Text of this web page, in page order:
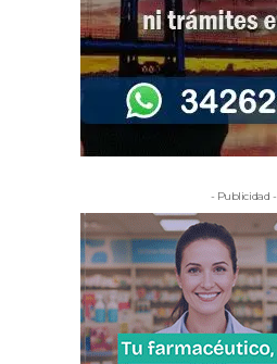
- Publicidad -